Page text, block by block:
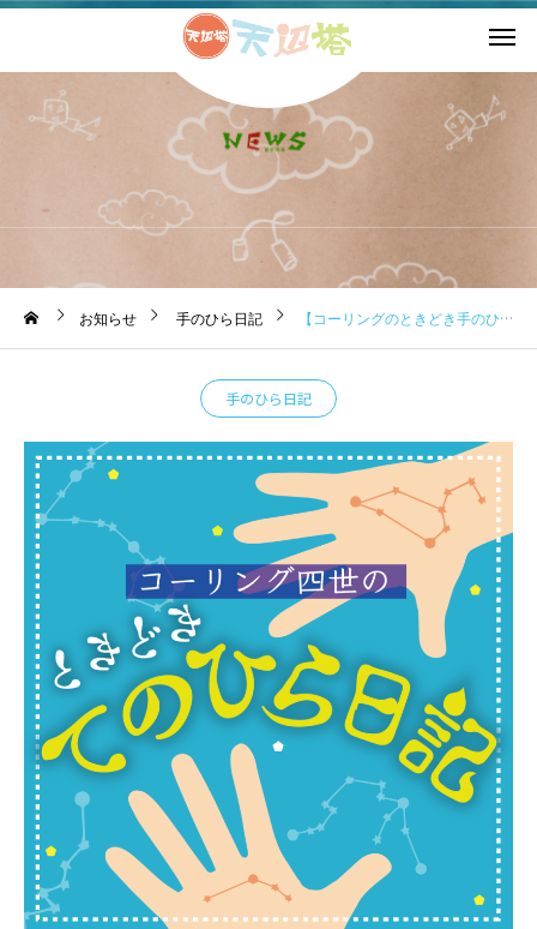
お知らせ
お知らせ 手のひら日記 【コーリングのときどき手のひら日記】2023.6.28 東京コーリング！
手のひら日記